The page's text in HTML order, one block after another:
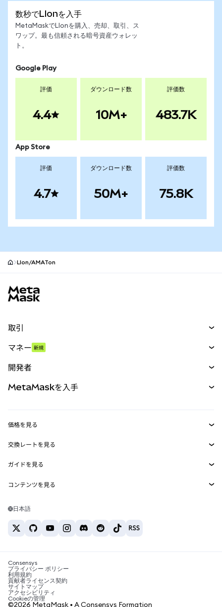
数秒でLIonを入手
MetaMaskでLIonを購入、売却、取引、ス
ワップ。最も信頼される暗号資産ウォレッ
ト。
Google Play
評価
4.4
ダウンロード数
10M+
評価数
483.7K
App Store
評価
4.7
ダウンロード数
50M+
評価数
75.8K
LIon/AMATon
取引
パーペチュアル
RWA
マネー 新規
開発者
MetaMask Connect
Snaps
Web3サービス
MetaMaskを入手
セキュリティ
サポート
キャリア
お問い合わせ
価格を見る
イーサリアムの価格
Solanaの価格
Tetherの価格
交換レートを見る
ETH→USD
USDT→INR
BTC→INR
ETH→USDT
ガイドを見る
ETHの購入
USDTの購入
SHIBの購入
BNBの購入
コンテンツを見る
Solanaウォレット
税制関連ニュース
暗号資産の購入方法は？
ビットコインを売るには？
日本語
Consensys
プライバシー ポリシー
利用規約
貢献者ライセンス契約
サイトマップ
アクセシビリティ
Cookieの管理
©2026 MetaMask • A Consensys Formation